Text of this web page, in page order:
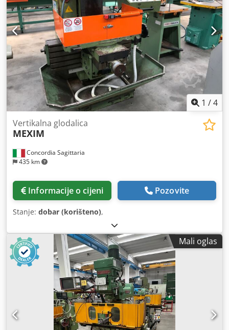
1 /4
Concordia Sagittaria
435 km
Vertikalna glodalica
MEXIM
Informacije o cijeni Pozovite
Stanje: dobar (korišteno),
Mali oglas